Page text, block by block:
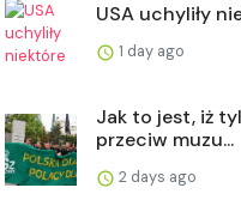
USA uchyliły
1 day ago
Jak to jest, iż
przeciw muzu...
2 days ago